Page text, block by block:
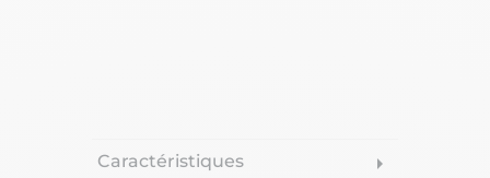
Caractéristiques arrow_right